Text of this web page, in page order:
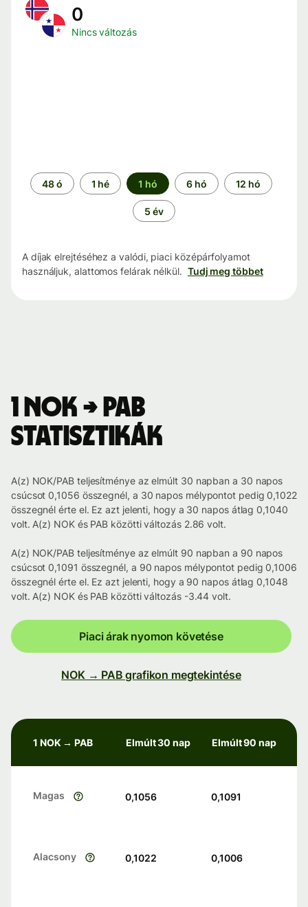
0
Nincs változás
Időszak
48 ó 1 hé 1 hó 6 hó 12 hó
5 év
A díjak elrejtéséhez a valódi, piaci középárfolyamot
használjuk, alattomos felárak nélkül. Tudj meg többet
1 NOK → PAB
statisztikák
A(z) NOK/PAB teljesítménye az elmúlt 30 napban a 30 napos
csúcsot 0,1056 összegnél, a 30 napos mélypontot pedig 0,1022
összegnél érte el. Ez azt jelenti, hogy a 30 napos átlag 0,1040
volt. A(z) NOK és PAB közötti változás 2.86 volt.
A(z) NOK/PAB teljesítménye az elmúlt 90 napban a 90 napos
csúcsot 0,1091 összegnél, a 90 napos mélypontot pedig 0,1006
összegnél érte el. Ez azt jelenti, hogy a 90 napos átlag 0,1048
volt. A(z) NOK és PAB közötti változás -3.44 volt.
Piaci árak nyomon követése
NOK → PAB grafikon megtekintése
1 NOK → PAB Elmúlt 30 nap Elmúlt 90 nap
Magas 0,1056 0,1091
Alacsony 0,1022 0,1006